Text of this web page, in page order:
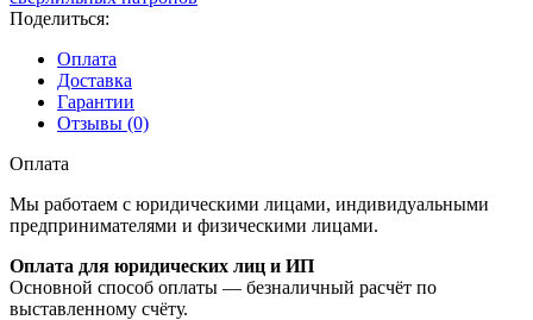
Mk3/B22
с
резьбой
M12
Поделиться:
Оплата
Доставка
Гарантии
Отзывы (0)
Оплата
Мы работаем с юридическими лицами, индивидуальными
предпринимателями и физическими лицами.
Оплата для юридических лиц и ИП
Основной способ оплаты — безналичный расчёт по
выставленному счёту.